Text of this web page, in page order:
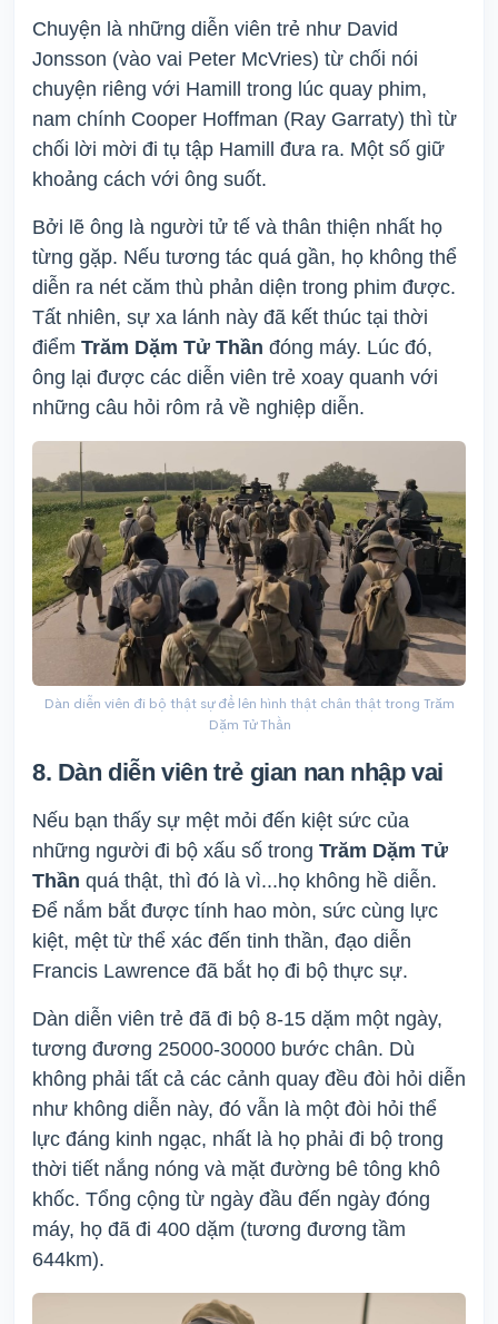
Chuyện là những diễn viên trẻ như David
Jonsson (vào vai Peter McVries) từ chối nói
chuyện riêng với Hamill trong lúc quay phim,
nam chính Cooper Hoffman (Ray Garraty) thì từ
chối lời mời đi tụ tập Hamill đưa ra. Một số giữ
khoảng cách với ông suốt.
Bởi lẽ ông là người tử tế và thân thiện nhất họ
từng gặp. Nếu tương tác quá gần, họ không thể
diễn ra nét căm thù phản diện trong phim được.
Tất nhiên, sự xa lánh này đã kết thúc tại thời
điểm Trăm Dặm Tử Thần đóng máy. Lúc đó,
ông lại được các diễn viên trẻ xoay quanh với
những câu hỏi rôm rả về nghiệp diễn.
Dàn diễn viên đi bộ thật sự để lên hình thật chân thật trong Trăm
Dặm Tử Thần
8. Dàn diễn viên trẻ gian nan nhập vai
Nếu bạn thấy sự mệt mỏi đến kiệt sức của
những người đi bộ xấu số trong Trăm Dặm Tử
Thần quá thật, thì đó là vì...họ không hề diễn.
Để nắm bắt được tính hao mòn, sức cùng lực
kiệt, mệt từ thể xác đến tinh thần, đạo diễn
Francis Lawrence đã bắt họ đi bộ thực sự.
Dàn diễn viên trẻ đã đi bộ 8-15 dặm một ngày,
tương đương 25000-30000 bước chân. Dù
không phải tất cả các cảnh quay đều đòi hỏi diễn
như không diễn này, đó vẫn là một đòi hỏi thể
lực đáng kinh ngạc, nhất là họ phải đi bộ trong
thời tiết nắng nóng và mặt đường bê tông khô
khốc. Tổng cộng từ ngày đầu đến ngày đóng
máy, họ đã đi 400 dặm (tương đương tầm
644km).